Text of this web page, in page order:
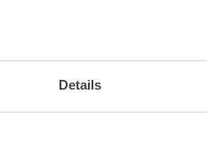
Details
der dafür sorgt, dass
auch unter extremen
Wert auf eine nachhaltige und